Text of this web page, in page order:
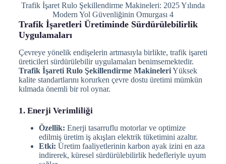
Trafik İşaret Rulo Şekillendirme Makineleri: 2025 Yılında
Modern Yol Güvenliğinin Omurgası 4
Trafik İşaretleri Üretiminde Sürdürülebilirlik
Uygulamaları
Çevreye yönelik endişelerin artmasıyla birlikte, trafik işareti
üreticileri sürdürülebilir uygulamaları benimsemektedir.
Trafik İşareti Rulo Şekillendirme MakineleriYüksek
kalite standartlarını korurken çevre dostu üretimi mümkün
kılmada önemli bir rol oynar.
1. Enerji Verimliliği
Özellik: Enerji tasarruflu motorlar ve optimize
edilmiş üretim iş akışları elektrik tüketimini azaltır.
Etki: Üretim faaliyetlerinin karbon ayak izini en aza
indirerek, küresel sürdürülebilirlik hedefleriyle uyum